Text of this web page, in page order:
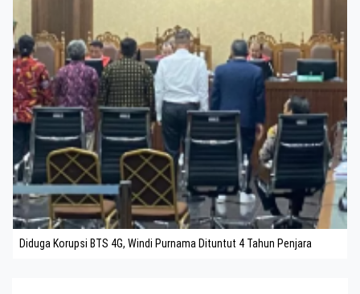
Diduga Korupsi BTS 4G, Windi Purnama Dituntut 4 Tahun Penjara